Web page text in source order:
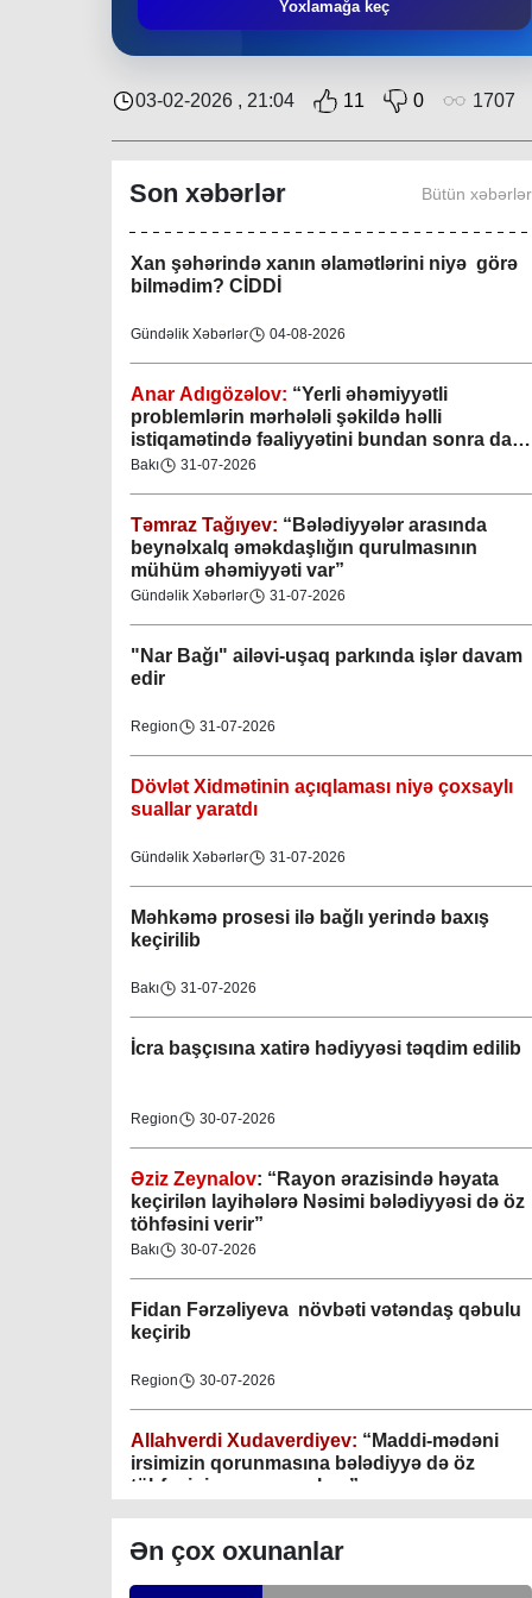
Yoxlamağa keç
03-02-2026 , 21:04 11 0 1707
Son xəbərlər Bütün xəbərlər
bundan sonra da sakinlərin sosial-rifah
halının yaxşılaşdırılmasına öz töhfəsini
verəcəkdir”
Bakı 29-07-2026
Elmi-Praktik Məsələlər
Xan şəhərində xanın əlamətlərini niyə görə
bilmədim? CİDDİ
Anar Adıgözəlov: “Yerli əhəmiyyətli
problemlərin mərhələli şəkildə həlli
istiqamətində fəaliyyətini bundan sonra da
davam etdirəcəkdir”
Təmraz Tağıyev:
“Bələdiyyələr arasında
beynəlxalq əməkdaşlığın qurulmasının
mühüm əhəmiyyəti var”
31-07-2026
"Nar Bağı" ailəvi-uşaq parkında işlər davam
edir
Dövlət Xidmətinin açıqlaması niyə çoxsaylı
suallar yaratdı
Məhkəmə prosesi ilə bağlı yerində baxış
keçirilib
İcra başçısına xatirə hədiyyəsi təqdim edilib
Əziz Zeynalov
: “Rayon ərazisində həyata
keçirilən layihələrə Nəsimi bələdiyyəsi də öz
töhfəsini verir”
Fidan F ərzəliyeva növbəti vətəndaş qəbulu
keçirib
Allahverdi Xudaverdiyev:
“Maddi-mədəni
irsimizin qorunmasına bələdiyyə də öz
töhfəsini verməyə çalışır”
Gündəlik Xəbərlər 30-07-2026
Tahir Məmmədovun sakinlərlə növbəti
səyyar görüşü keçirilib
Ən çox oxunanlar
Gəncə şəhəri Nizami bələdiyyəsi
08-04-2023
M.Ə.Rəsuzladə bələdiyyəsi
07-04-2023
07-04-2023
Mingəçevir bələdiyyəsi
06-04-2023
Nəsimi bələdiyyəsi
06-04-2023